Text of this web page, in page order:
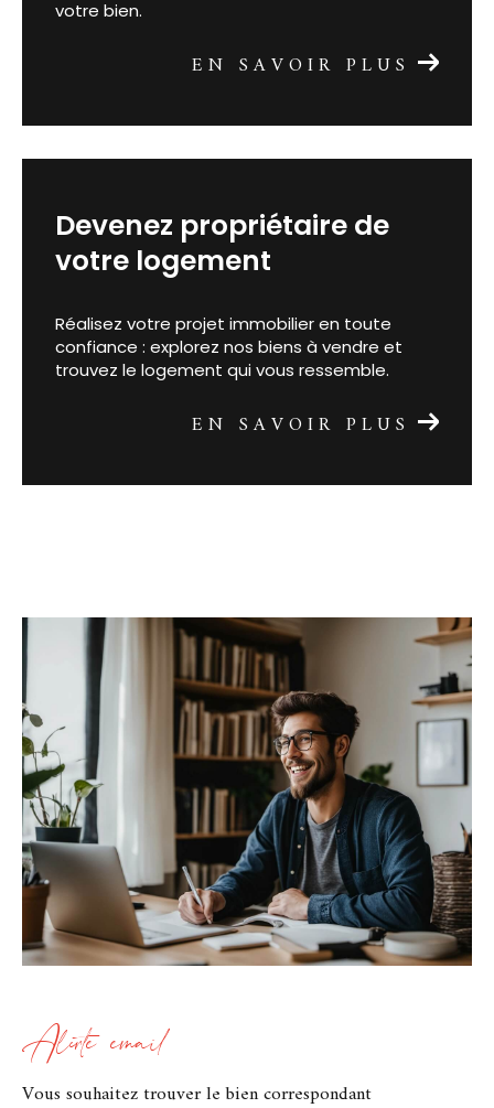
votre bien.
EN SAVOIR PLUS
devenez propriétaire de
votre logement
Réalisez votre projet immobilier en toute
confiance : explorez nos biens à vendre et
trouvez le logement qui vous ressemble.
EN SAVOIR PLUS
Alerte email
vous souhaitez trouver le bien correspondant